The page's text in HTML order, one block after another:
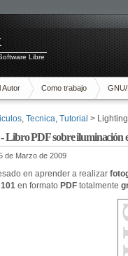
Libre
Autor Como trabajo
, Tecnica, Tutorial >
Libro PDF sobre iluminación
de Marzo de 2009
en aprender a realizar
en formato PDF totalmente